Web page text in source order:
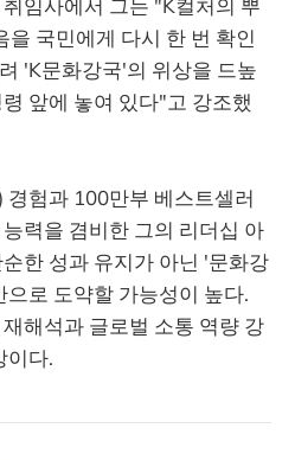
을 국민에게 다시 한 번 확인
'K문화강국'의 위상을 드높
앞에 놓여 있다"고 강조했
험과 100만부 베스트셀러
력을 겸비한 그의 리더십 아
한 성과 유지가 아닌 '문화강
로 도약할 가능성이 높다.
해석과 글로벌 소통 역량 강
이다.